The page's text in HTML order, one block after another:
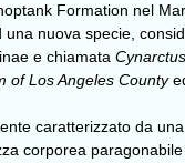
Formation nel
nuova specie,
e chiamata
of Los Angeles County
caratterizzato da
corporea